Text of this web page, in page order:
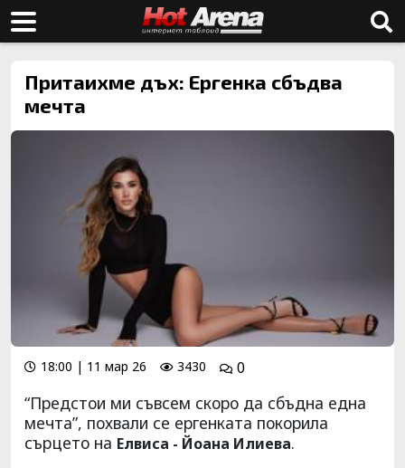
Притаихме дъх: Ергенка сбъдва
мечта
18:00 | 11 мар 26 3430 0
“Предстои ми съвсем скоро да сбъдна една
мечта”, похвали се ергенката покорила
сърцето на Елвиса - Йоана Илиева.